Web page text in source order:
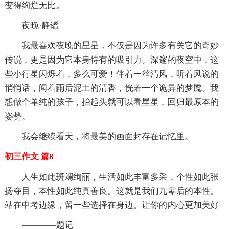
变得绚烂无比。
夜晚·静谧
我最喜欢夜晚的星星，不仅是因为许多有关它的奇妙
传说，更是因为它本身特有的吸引力。深邃的夜空中，这
些小行星闪烁着，多么可爱！伴着一丝清风，听着风说的
悄悄话，闻着雨后泥土的清香，恍若一个诡异的梦魇。我
想做个单纯的孩子，抬起头就可以看星星，回归最原本的
姿势。
我会继续看天，将最美的画面封存在记忆里。
初三作文 篇8
人生如此斑斓绚丽，生活如此丰富多采，个性如此张
扬夺目，本性如此纯真善良。这就是我们九零后的本性。
站在中考边缘，留一些选择在身边。让你的内心更加美好
————题记